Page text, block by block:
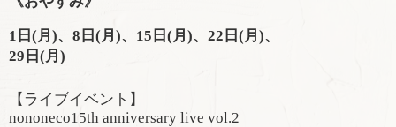
1日(月)、8日(月)、15日(月)、22日(月)、
29日(月)
【ライブイベント】
nononeco15th anniversary live vol.2